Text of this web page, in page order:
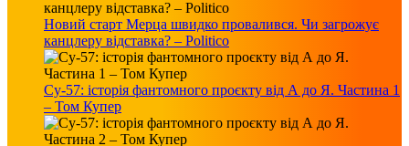
Новий старт Мерца швидко провалився. Чи загрожує
канцлеру відставка? – Politico
Су-57: історія фантомного проєкту від А до Я. Частина 1
– Том Купер